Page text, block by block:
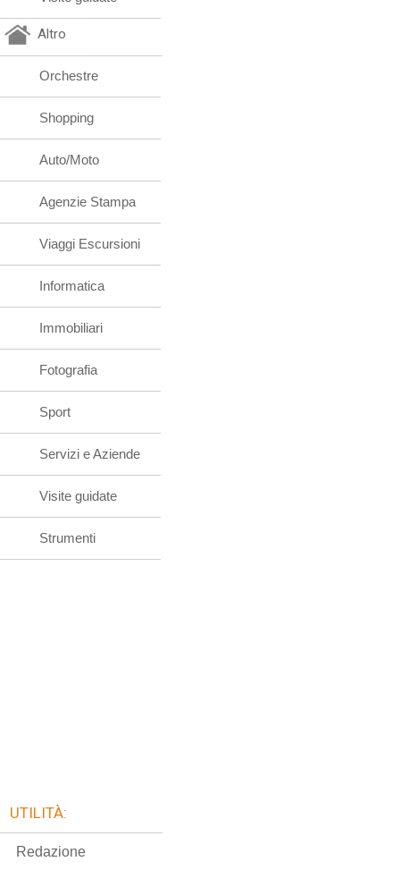
Altro
Orchestre
Shopping
Auto/Moto
Agenzie Stampa
Viaggi Escursioni
Informatica
Immobiliari
Fotografia
Sport
Servizi e Aziende
Visite guidate
Strumenti
UTILITÀ:
Redazione